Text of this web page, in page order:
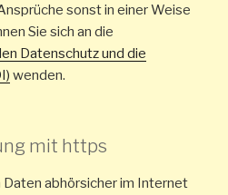
sonst in einer Weise
Sie sich an die
Datenschutz und die
wenden.
mit https
abhörsicher im Internet